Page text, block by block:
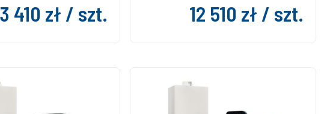
410 zł / szt. 12 510 zł / szt.